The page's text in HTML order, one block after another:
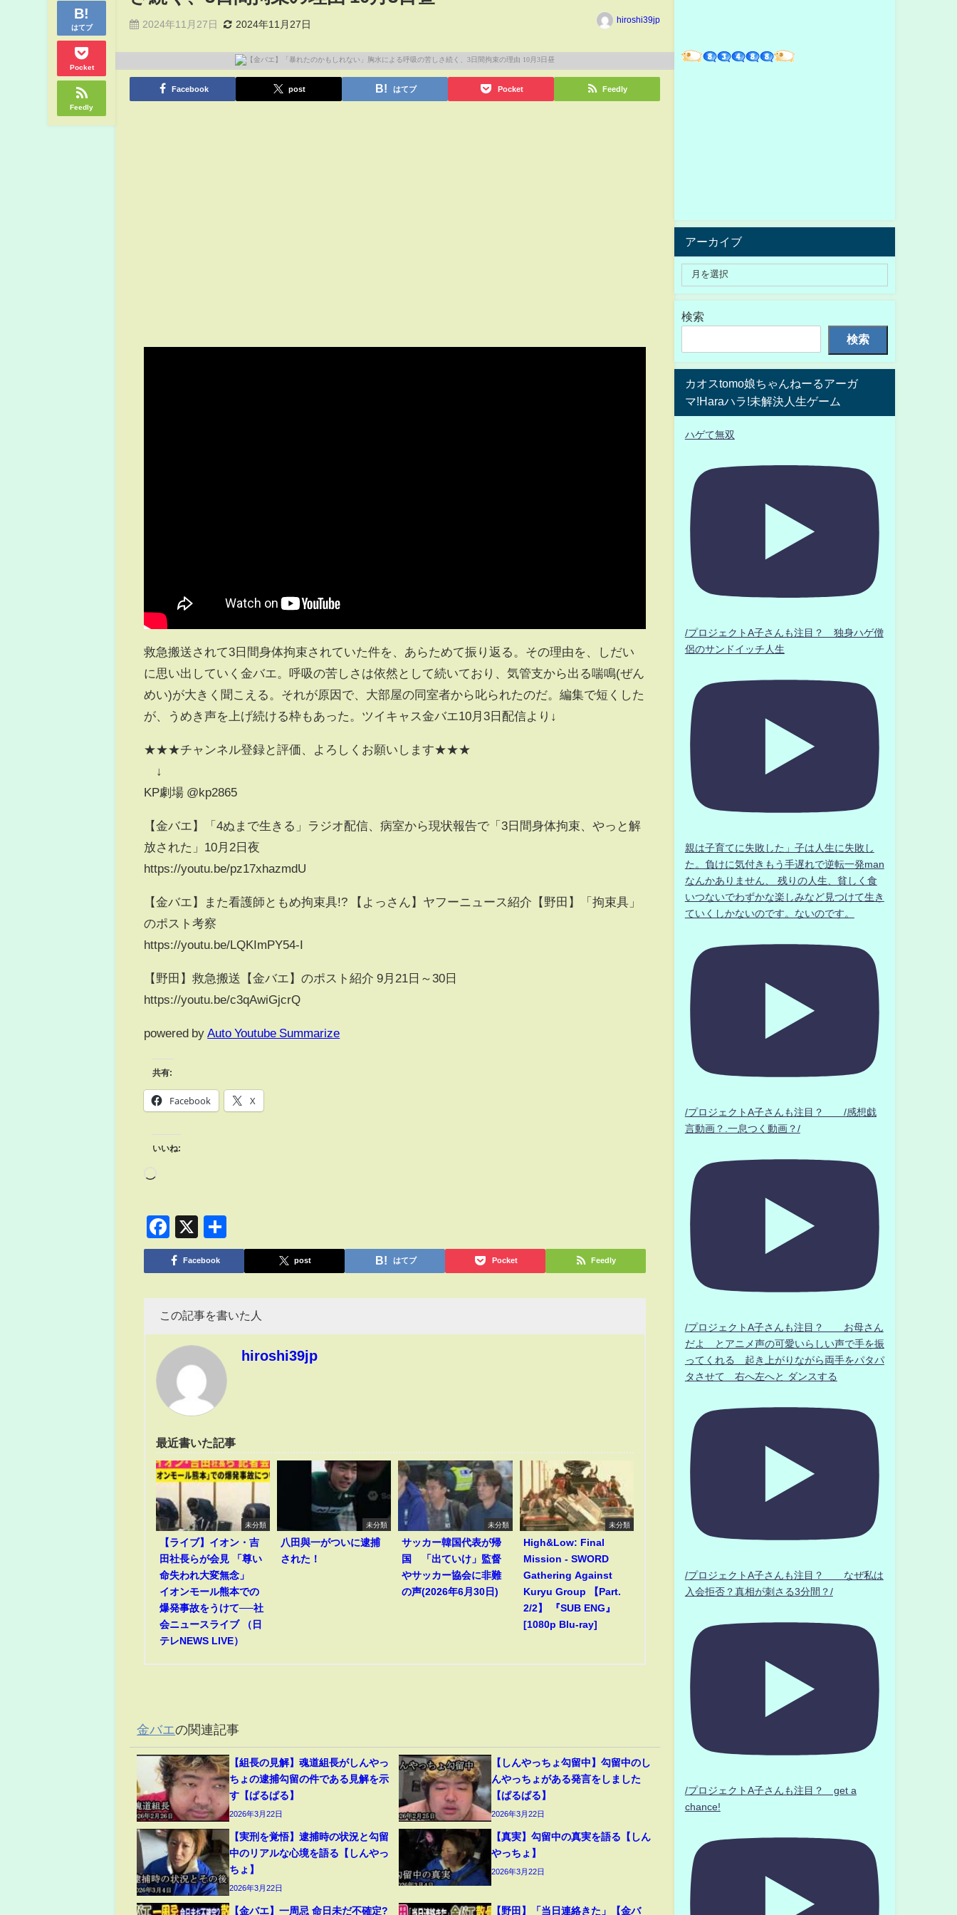
はてブ
Pocket
Feedly
2024年11月27日 2024年11月27日 hiroshi39jp
Facebook post はてブ Pocket Feedly
救急搬送されて3日間身体拘束されていた件を、あらためて振り返る。その理由を、しだい
に思い出していく金バエ。呼吸の苦しさは依然として続いており、気管支から出る喘鳴(ぜん
めい)が大きく聞こえる。それが原因で、大部屋の同室者から叱られたのだ。編集で短くした
が、うめき声を上げ続ける枠もあった。ツイキャス金バエ10月3日配信より↓
★★★チャンネル登録と評価、よろしくお願いします★★★
↓
KP劇場 @kp2865
【金バエ】「4ぬまで生きる」ラジオ配信、病室から現状報告で「3日間身体拘束、やっと解
放された」10月2日夜
https://youtu.be/pz17xhazmdU
【金バエ】また看護師ともめ拘束具!? 【よっさん】ヤフーニュース紹介【野田】「拘束具」
のポスト考察
https://youtu.be/LQKImPY54-I
【野田】救急搬送【金バエ】のポスト紹介 9月21日～30日
https://youtu.be/c3qAwiGjcrQ
powered by Auto Youtube Summarize
共有:
Facebook X
いいね:
Facebook
X
有
Facebook post はてブ Pocket Feedly
この記事を書いた人
hiroshi39jp
最近書いた記事
未分類
【ライブ】イオン・吉
田社長らが会見 「尊い
命失われ大変無念」
イオンモール熊本での
爆発事故をうけて──社
会ニュースライブ （日
テレNEWS LIVE）
未分類
八田與一がついに逮捕
された！
未分類
サッカー韓国代表が帰
国 「出ていけ」監督
やサッカー協会に非難
の声(2026年6月30日)
未分類
High&Low: Final
Mission - SWORD
Gathering Against
Kuryu Group 【Part.
2/2】 『SUB ENG』
[1080p Blu-ray]
金バエの関連記事
【組長の見解】魂道組長がしんやっ
ちょの逮捕勾留の件である見解を示
す【ぱるぱる】
2026年3月22日
【しんやっちょ勾留中】勾留中のし
んやっちょがある発言をしました
【ぱるぱる】
2026年3月22日
【実刑を覚悟】逮捕時の状況と勾留
中のリアルな心境を語る【しんやっ
ちょ】
2026年3月22日
【真実】勾留中の真実を語る【しん
やっちょ】
2026年3月22日
【金バエ】一周忌 命日未だ不確定? 【野田】「当日連絡きた」【金バ
アーカイブ
検索
検索
カオスtomo娘ちゃんねーるアーガ
マ!Haraハラ!未解決人生ゲーム
ハゲて無双
/プロジェクトA子さんも注目？ 独身ハゲ僧
侶のサンドイッチ人生
親は子育てに失敗した」子は人生に失敗し
た。負けに気付きもう手遅れで逆転一発man
なんかありません、 残りの人生、貧しく食
いつないでわずかな楽しみなど見つけて生き
ていくしかないのです。ないのです。
/プロジェクトA子さんも注目？ /感想戯
言動画？.一息つく動画？/
/プロジェクトA子さんも注目？ お母さん
だよ とアニメ声の可愛いらしい声で手を振
ってくれる 起き上がりながら両手をパタパ
タさせて 右へ左へと ダンスする
/プロジェクトA子さんも注目？ なぜ私は
入会拒否？真相が刺さる3分間？/
/プロジェクトA子さんも注目？ get a
chance!